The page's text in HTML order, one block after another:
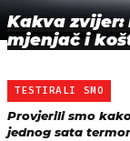
Kakva zvijer:
mjenjač i
TESTIRALI SMO
Provjerili smo
jednog sata